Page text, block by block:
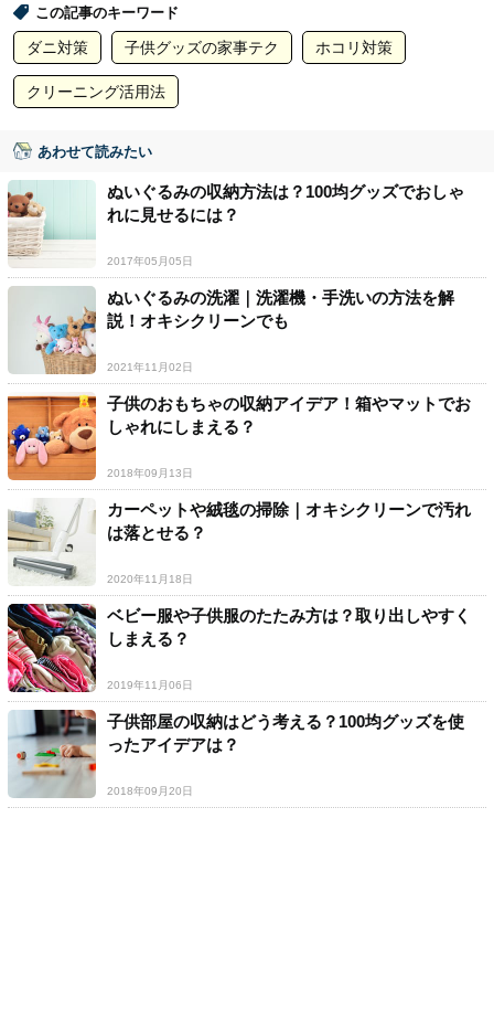
この記事のキーワード
ダニ対策 子供グッズの家事テク ホコリ対策
クリーニング活用法
あわせて読みたい
ぬいぐるみの収納方法は？100均グッズでおしゃ
れに見せるには？
2017年05月05日
ぬいぐるみの洗濯｜洗濯機・手洗いの方法を解
説！オキシクリーンでも
2021年11月02日
子供のおもちゃの収納アイデア！箱やマットでお
しゃれにしまえる？
2018年09月13日
カーペットや絨毯の掃除｜オキシクリーンで汚れ
は落とせる？
2020年11月18日
ベビー服や子供服のたたみ方は？取り出しやすく
しまえる？
2019年11月06日
子供部屋の収納はどう考える？100均グッズを使
ったアイデアは？
2018年09月20日